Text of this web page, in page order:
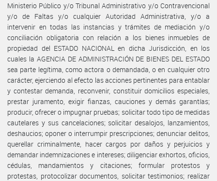
Ministerio Público y/o Tribunal Administrativo y/o Contravencional
y/o de Faltas y/o cualquier Autoridad Administrativa, y/o a
intervenir en todas las instancias y trámites de mediación y/o
conciliación obligatoria con relación a los bienes inmuebles de
propiedad del ESTADO NACIONAL en dicha Jurisdicción, en los
cuales la AGENCIA DE ADMINISTRACIÓN DE BIENES DEL ESTADO
sea parte legítima, como actora o demandada, o en cualquier otro
carácter, ejerciendo al efecto las acciones pertinentes para entablar
y contestar demanda, reconvenir, constituir domicilios especiales,
prestar juramento, exigir fianzas, cauciones y demás garantías;
producir, ofrecer o impugnar pruebas; solicitar todo tipo de medidas
cautelares y sus cancelaciones; solicitar desalojos, lanzamientos,
deshaucios; oponer o interrumpir prescripciones; denunciar delitos,
querellar criminalmente, hacer cargos por daños y perjuicios y
demandar indemnizaciones e intereses; diligenciar exhortos, oficios,
cédulas, mandamientos y citaciones; formular protestos y
protestas, protocolizar documentos, solicitar testimonios; realizar